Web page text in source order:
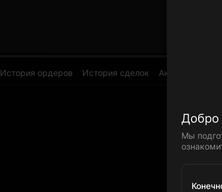
История ордеров История сделок Активы
Добро
Мы